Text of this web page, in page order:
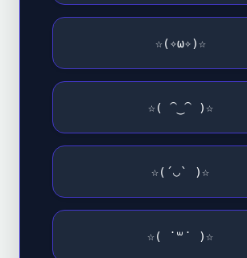
☆(✧ω✧)☆
☆( ⁀‿⁀ )☆
☆(´◡` )☆
☆( ˙꒳​˙ )☆